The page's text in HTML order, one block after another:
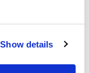
Show details
満ちた文化と見
れが 1 日の探検